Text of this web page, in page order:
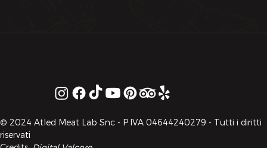
© 2024 Atled Meat Lab Snc - P.IVA 04644240279 - Tutti i diritti
riservati